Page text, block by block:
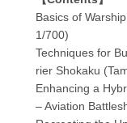
Basics of
1/700)
Techniques for
rier Shokaku
Enhancing a
– Aviation